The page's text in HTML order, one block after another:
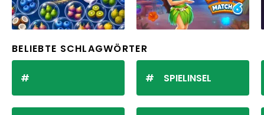
BELIEBTE SCHLAGWÖRTER
SPIELINSEL